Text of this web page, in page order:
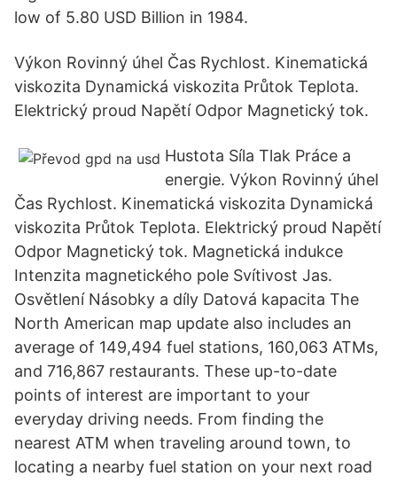
low of 5.80 USD Billion in 1984.
Výkon Rovinný úhel Čas Rychlost. Kinematická
viskozita Dynamická viskozita Průtok Teplota.
Elektrický proud Napětí Odpor Magnetický tok.
Hustota Síla Tlak Práce a
energie. Výkon Rovinný úhel
Čas Rychlost. Kinematická viskozita Dynamická
viskozita Průtok Teplota. Elektrický proud Napětí
Odpor Magnetický tok. Magnetická indukce
Intenzita magnetického pole Svítivost Jas.
Osvětlení Násobky a díly Datová kapacita The
North American map update also includes an
average of 149,494 fuel stations, 160,063 ATMs,
and 716,867 restaurants. These up-to-date
points of interest are important to your
everyday driving needs. From finding the
nearest ATM when traveling around town, to
locating a nearby fuel station on your next road